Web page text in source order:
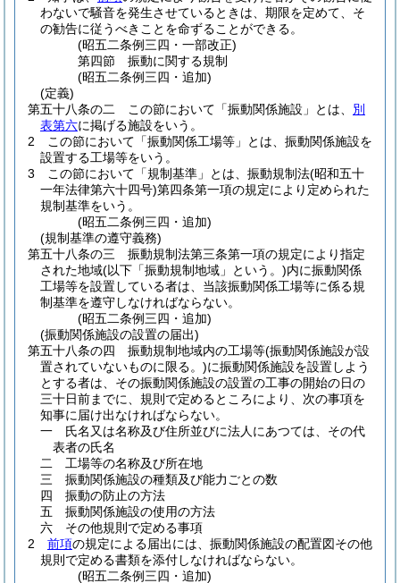
わないで騒音を発生させているときは、期限を定めて、そ
の勧告に従うべきことを命ずることができる。
(昭五二条例三四・一部改正)
第四節
振動に関する規制
(昭五二条例三四・追加)
(定義)
第五十八条の二
この節において「振動関係施設」とは、 別
表第六に掲げる施設をいう。
2
この節において「振動関係工場等」とは、振動関係施設を
設置する工場等をいう。
3
この節において「規制基準」とは、振動規制法(昭和五十
一年法律第六十四号)第四条第一項の規定により定められた
規制基準をいう。
(昭五二条例三四・追加)
(規制基準の遵守義務)
第五十八条の三
振動規制法第三条第一項の規定により指定
された地域(以下「振動規制地域」という。)内に振動関係
工場等を設置している者は、当該振動関係工場等に係る規
制基準を遵守しなければならない。
(昭五二条例三四・追加)
(振動関係施設の設置の届出)
第五十八条の四
振動規制地域内の工場等(振動関係施設が設
置されていないものに限る。)に振動関係施設を設置しよう
とする者は、その振動関係施設の設置の工事の開始の日の
三十日前までに、規則で定めるところにより、次の事項を
知事に届け出なければならない。
一
氏名又は名称及び住所並びに法人にあつては、その代
表者の氏名
二
工場等の名称及び所在地
三
振動関係施設の種類及び能力ごとの数
四
振動の防止の方法
五
振動関係施設の使用の方法
六
その他規則で定める事項
2
前項の規定による届出には、振動関係施設の配置図その他
規則で定める書類を添付しなければならない。
(昭五二条例三四・追加)